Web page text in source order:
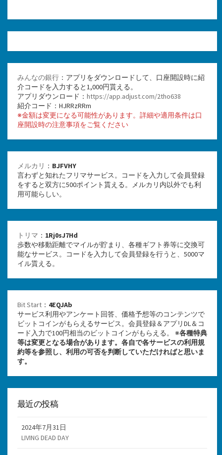
みんなの銀行 ：アプリをダウンロードして、口座開設時に紹
介コードを入力すると1,000円貰える。
アプリダウンロード： https://app.adjust.com/2tho638
紹介コード：HJRRzRRm
※金額は変更になる可能性があります。詳細や適用条件は口
座開設時の注意事項をご覧ください
メルカリ ： BJFVHY
言わずと知れたフリマサービス。コードを入力して会員登録
をすると双方に500ポイント貰える。メルカリ内以外でも利
用可能らしい。
トリマ ： 1Rj0sJ7Hd
歩数や移動距離でマイルが貯まり、各種ギフト券等に交換可
能なサービス。コードを入力して会員登録を行うと、5000マ
イル貰える。
Bit Start ： 4EQJAb
サービス利用やアンケート回答、価格予想等のコンテンツで
ビットコインがもらえるサービス。会員登録＆アプリDL＆コ
ード入力で100円相当のビットコインがもらえる。 ※各種特典
等は変更となる場合があります。各自で各サービスの利用規
約等を参照し、利用の可否を判断していただければと思いま
す。
最近の投稿
2024年7月31日
LIVING DEAD DAY